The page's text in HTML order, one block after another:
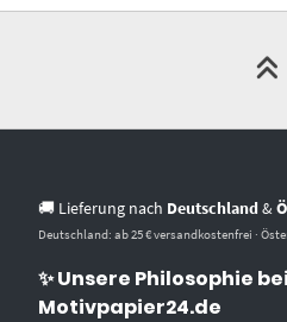
🚚 Lieferung nach Deutschland &
Deutschland: ab 25 € versandkostenfrei ·
✨ Unsere Philosophie bei
Motivpapier24.de